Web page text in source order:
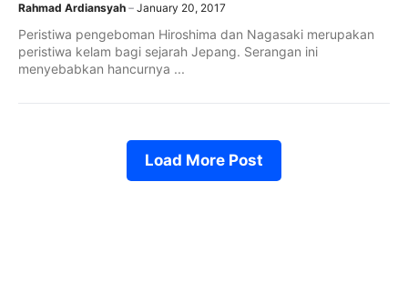
Rahmad Ardiansyah January 20, 2017
Peristiwa pengeboman Hiroshima dan Nagasaki merupakan
peristiwa kelam bagi sejarah Jepang. Serangan ini
menyebabkan hancurnya ...
Load More Post